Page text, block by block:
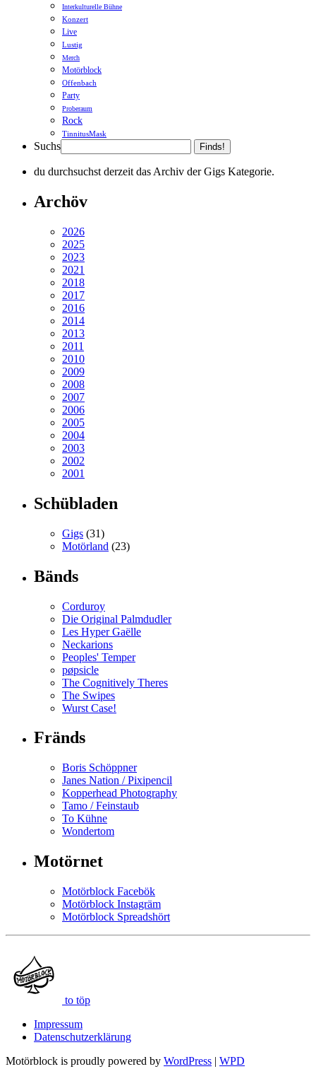
Interkulturelle Bühne
Konzert
Live
Lustig
Merch
Motörblock
Offenbach
Party
Proberaum
Rock
TinnitusMask
Suchs Finds!
du durchsuchst derzeit das Archiv der Gigs Kategorie.
Archöv
2026
2025
2023
2021
2018
2017
2016
2014
2013
2011
2010
2009
2008
2007
2006
2005
2004
2003
2002
2001
Schübladen
Gigs (31)
Motörland (23)
Bänds
Corduroy
Die Original Palmdudler
Les Hyper Gaëlle
Neckarions
Peoples' Temper
pøpsicle
The Cognitively Theres
The Swipes
Wurst Case!
Fränds
Boris Schöppner
Janes Nation / Pixipencil
Kopperhead Photography
Tamo / Feinstaub
To Kühne
Wondertom
Motörnet
Motörblock Facebök
Motörblock Instagräm
Motörblock Spreadshört
to töp
Impressum
Datenschutzerklärung
Motörblock is proudly powered by WordPress | WPD